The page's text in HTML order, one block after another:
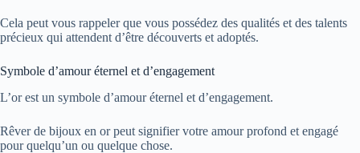
Cela peut vous rappeler que vous possédez des qualités et des talents
précieux qui attendent d’être découverts et adoptés.
Symbole d’amour éternel et d’engagement
L’or est un symbole d’amour éternel et d’engagement.
Rêver de bijoux en or peut signifier votre amour profond et engagé
pour quelqu’un ou quelque chose.